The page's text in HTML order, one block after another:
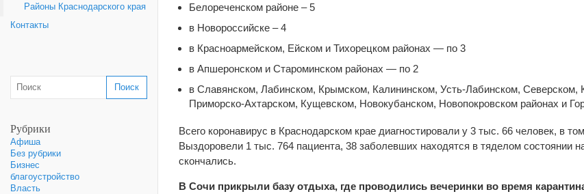
Районы Краснодарского края
Контакты
Рубрики
Афиша
Без рубрики
Бизнес
благоустройство
Власть
Белореченском районе – 5
в Новороссийске – 4
в Красноармейском, Ейском и Тихорецком районах — по 3
в Апшеронском и Староминском районах — по 2
в Славянском, Лабинском, Крымском, Калининском, Усть-Лабинском, Северском,
Приморско-Ахтарском, Кущевском, Новокубанском, Новопокровском районах и
Всего коронавирус в Краснодарском крае диагностировали у 3 тыс. 66 человек, в
Выздоровели 1 тыс. 764 пациента, 38 заболевших находятся в тяделом состоянии
скончались.
В Сочи прикрыли базу отдыха, где проводились вечеринки во время